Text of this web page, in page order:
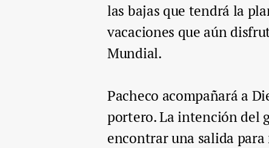
las bajas que tendrá la
vacaciones que aún
Mundial.
Pacheco acompañará a
portero. La intención del
encontrar una salida para